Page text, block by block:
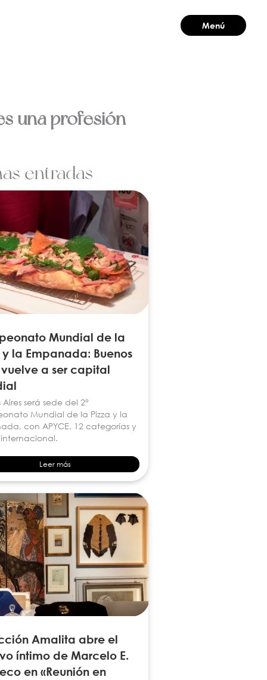
Menú
una profesión
entradas
Mundial de la
y la Empanada: Buenos
vuelve a ser capital
Aires será sede del 2°
Mundial de la Pizza y la
con APYCE, 12 categorías y
Leer más
Amalita abre el
íntimo de Marcelo E.
en «Reunión en